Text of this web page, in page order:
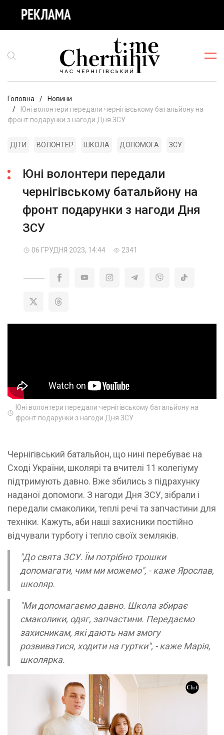
Головна
Новини
Юні волонтери передали чернігівському батальйону на
фронт подарунки з нагоди Дня ЗСУ
ДІТИ ВОЛОНТЕР ШКОЛА ДОПОМОГА ЗСУ
Юні волонтери передали
чернігівському батальйону на
фронт подарунки з нагоди Дня
ЗСУ
06 ГРУДНЯ 2023, 14:44 2341
Юні волонтери передали чернігівському батальйону на
фронт подарунки з нагоди Дня ЗСУ
Чернігівський батальйон, що нині перебуває на
Сході України, школярі та вчителі 11 колегіуму
підтримують давно. Вже збились з підрахунку
наданої допомоги. З нагоди Дня ЗСУ, зібрали і
передали смаколики, теплі речі та запчастини для
техніки. Кажуть, аби наші захисники постійно
відчували турботу і тепло своїх земляків.
"До свята ЗСУ. Їм потрібно трошки
допомагати, чим ми можемо", - каже Ярослав,
школяр.
"Ми допомагаємо давно. Школа збирає
смаколики, одяг, запчастини. Передаємо
захисникам, які дають нам змогу
розвиватися, ходити на гуртки", - каже Марія,
школярка.